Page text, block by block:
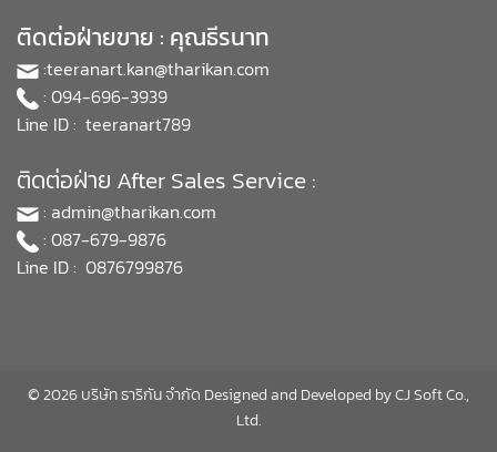
ติดต่อฝ่ายขาย : คุณธีรนาท
:teeranart.kan@tharikan.com
: 094-696-3939
Line ID : teeranart789
ติดต่อฝ่าย After Sales Service :
: admin@tharikan.com
: 087-679-9876
Line ID : 0876799876
© 2026 บริษัท ธาริกัน จำกัด Designed and Developed byCJ Soft Co.,
Ltd.